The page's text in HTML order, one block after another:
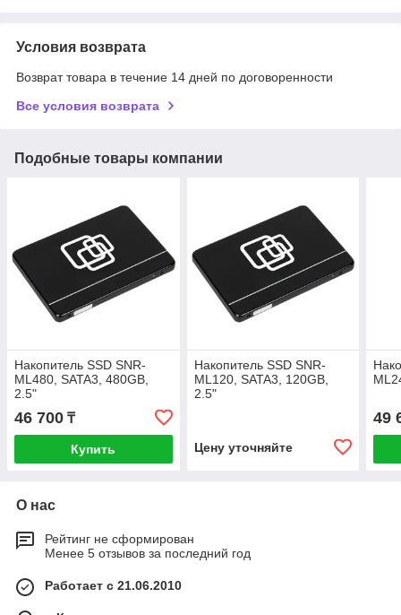
Условия возврата
Возврат товара в течение 14 дней по договоренности
Все условия возврата
Подобные товары компании
Накопитель SSD SNR-
ML480, SATA3, 480GB,
2.5"
46 700 ₸
Купить
Накопитель SSD SNR-
ML120, SATA3, 120GB,
2.5"
Цену уточняйте
49
О нас
Рейтинг не сформирован
Менее 5 отзывов за последний год
Работает с 21.06.2010